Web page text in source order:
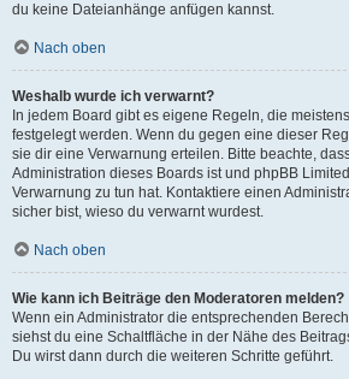
du keine Dateianhänge anfügen kannst.
Nach oben
Weshalb wurde ich verwarnt?
In jedem Board gibt es eigene Regeln, die
festgelegt werden. Wenn du gegen eine dieser
sie dir eine Verwarnung erteilen. Bitte beachte,
Administration dieses Boards ist und phpBB
Verwarnung zu tun hat. Kontaktiere einen
sicher bist, wieso du verwarnt wurdest.
Nach oben
Wie kann ich Beiträge den Moderatoren melden?
Wenn ein Administrator die entsprechenden
siehst du eine Schaltfläche in der Nähe des
Du wirst dann durch die weiteren Schritte geführt.